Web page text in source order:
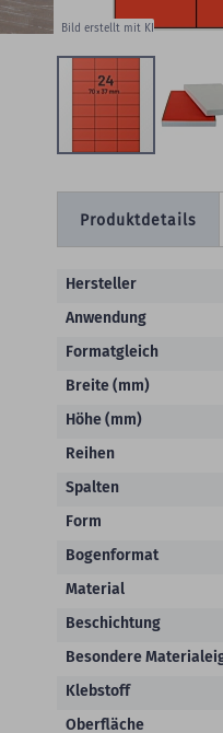
Bild erstellt mit KI
Produktdetails
Produktdetails
Hersteller
Anwendung
Formatgleich
Breite (mm)
Höhe (mm)
Reihen
Spalten
Form
Bogenformat
Material
Beschichtung
Besondere
Klebstoff
Oberfläche